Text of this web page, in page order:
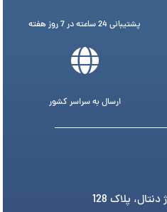
پشتیبانی 24 ساعته در 7 روز هفته
ارسال به سراسر کشور
پلاک 128